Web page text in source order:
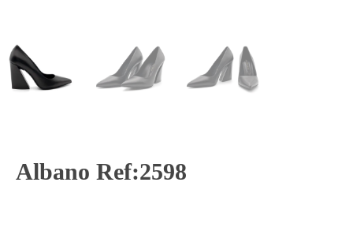
Albano Ref:2598